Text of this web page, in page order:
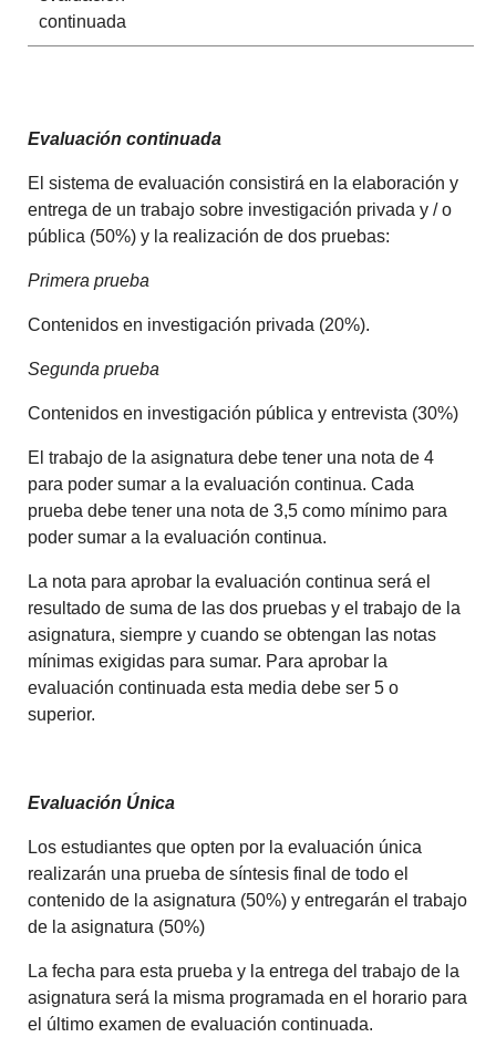
continuada
Evaluación continuada
El sistema de evaluación consistirá en la elaboración y
entrega de un trabajo sobre investigación privada y / o
pública (50%) y la realización de dos pruebas:
Primera prueba
Contenidos en investigación privada (20%).
Segunda prueba
Contenidos en investigación pública y entrevista (30%)
El trabajo de la asignatura debe tener una nota de 4
para poder sumar a la evaluación continua. Cada
prueba debe tener una nota de 3,5 como mínimo para
poder sumar a la evaluación continua.
La nota para aprobar la evaluación continua será el
resultado de suma de las dos pruebas y el trabajo de la
asignatura, siempre y cuando se obtengan las notas
mínimas exigidas para sumar. Para aprobar la
evaluación continuada esta media debe ser 5 o
superior.
Evaluación Única
Los estudiantes que opten por la evaluación única
realizarán una prueba de síntesis final de todo el
contenido de la asignatura (50%) y entregarán el trabajo
de la asignatura (50%)
La fecha para esta prueba y la entrega del trabajo de la
asignatura será la misma programada en el horario para
el último examen de evaluación continuada.